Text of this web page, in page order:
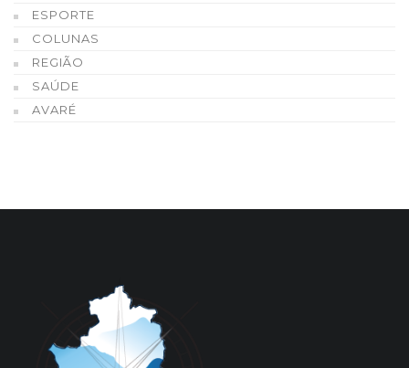
ESPORTE
COLUNAS
REGIÃO
SAÚDE
AVARÉ